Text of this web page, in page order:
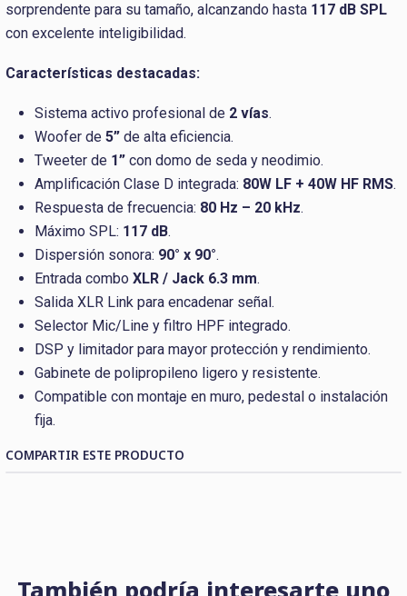
sorprendente para su tamaño, alcanzando hasta 117 dB SPL
con excelente inteligibilidad.
Características destacadas:
Sistema activo profesional de 2 vías.
Woofer de 5” de alta eficiencia.
Tweeter de 1” con domo de seda y neodimio.
Amplificación Clase D integrada: 80W LF + 40W HF RMS.
Respuesta de frecuencia: 80 Hz – 20 kHz.
Máximo SPL: 117 dB.
Dispersión sonora: 90° x 90°.
Entrada combo XLR / Jack 6.3 mm.
Salida XLR Link para encadenar señal.
Selector Mic/Line y filtro HPF integrado.
DSP y limitador para mayor protección y rendimiento.
Gabinete de polipropileno ligero y resistente.
Compatible con montaje en muro, pedestal o instalación
fija.
COMPARTIR ESTE PRODUCTO
También podría interesarte uno